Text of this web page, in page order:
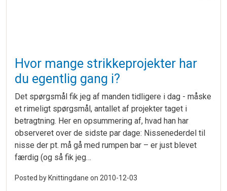
Hvor mange strikkeprojekter har
du egentlig gang i?
Det spørgsmål fik jeg af manden tidligere i dag - måske
et rimeligt spørgsmål, antallet af projekter taget i
betragtning. Her en opsummering af, hvad han har
observeret over de sidste par dage: Nissenederdel til
nisse der pt. må gå med rumpen bar – er just blevet
færdig (og så fik jeg…
Posted by Knittingdane on 2010-12-03